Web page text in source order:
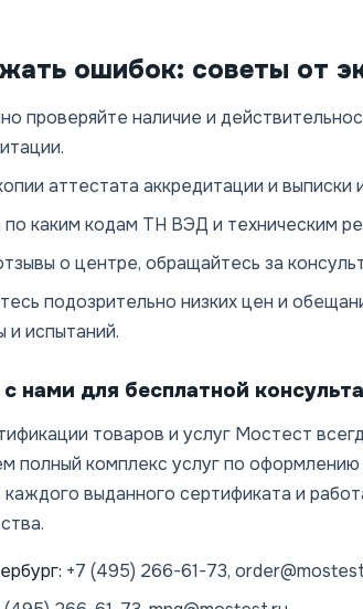
ошибок: советы от
проверяйте наличие и
аттестата аккредитации и выписки
по каким кодам ТН ВЭД и техническим
о центре, обращайтесь за
подозрительно низких цен и
и испытаний.
нами для бесплатной
товаров и услуг Мостест
полный комплекс услуг по
каждого выданного сертификата и
+7 (495) 266-61-73,